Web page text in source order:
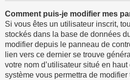
Comment puis-je modifier mes
Si vous êtes un utilisateur inscrit,
stockés dans la base de données
modifier depuis le panneau de
lien vers ce dernier se trouve
votre nom d’utilisateur situé en
système vous permettra de